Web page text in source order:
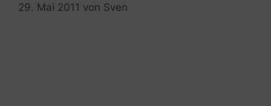
29. Mai 2011 von Sven